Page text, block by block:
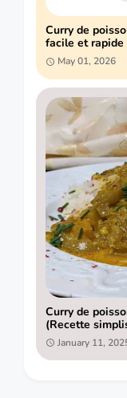
Curry de
facile et rapide
May 01, 2026
Curry de
(Recette
January 11,